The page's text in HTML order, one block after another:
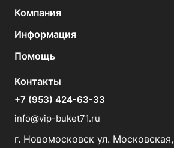
Компания
Информация
Помощь
Контакты
+7 (953) 424-63-33
info@vip-buket71.ru
г. Новомосковск ул. Московская,